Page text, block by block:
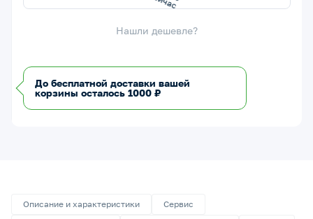
Нашли дешевле?
До бесплатной доставки вашей
корзины осталось 1000 ₽
Описание и характеристики
Сервис